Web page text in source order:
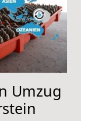
Umzug